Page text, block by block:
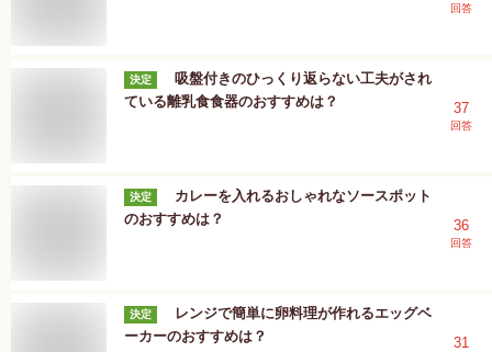
回答
決定
吸盤付きのひっくり返らない工夫がされ
ている離乳食食器のおすすめは？
37
回答
決定
カレーを入れるおしゃれなソースポット
のおすすめは？
36
回答
決定
レンジで簡単に卵料理が作れるエッグベ
ーカーのおすすめは？
31